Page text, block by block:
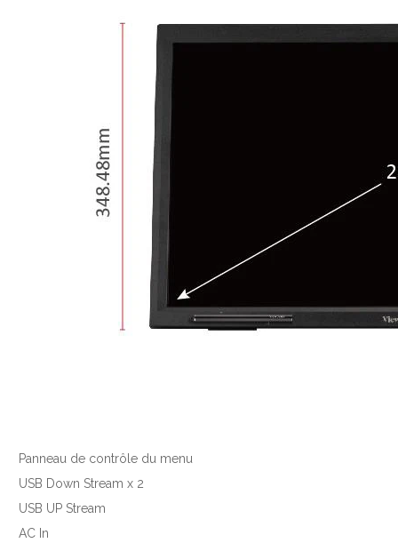
Panneau de contrôle du menu
USB Down Stream x 2
USB UP Stream
AC In